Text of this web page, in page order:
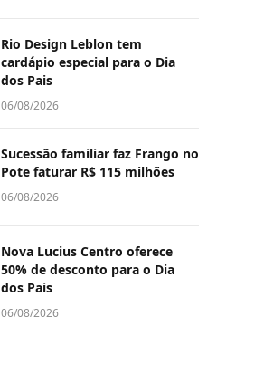
Rio Design Leblon tem
cardápio especial para o Dia
dos Pais
06/08/2026
Sucessão familiar faz Frango no
Pote faturar R$ 115 milhões
06/08/2026
Nova Lucius Centro oferece
50% de desconto para o Dia
dos Pais
06/08/2026